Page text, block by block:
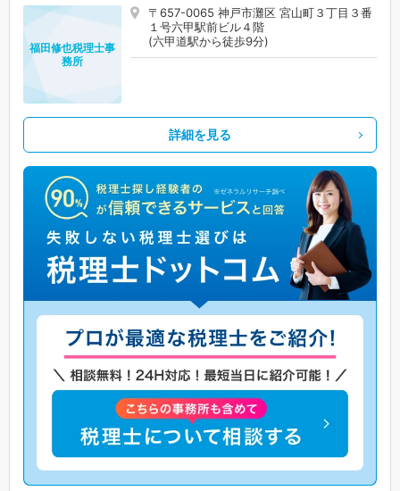
〒657-0065 神戸市灘区 宮山町３丁目３番
１号六甲駅前ビル４階
(六甲道駅から徒歩9分)
福田修也税理士事
務所
詳細を見る